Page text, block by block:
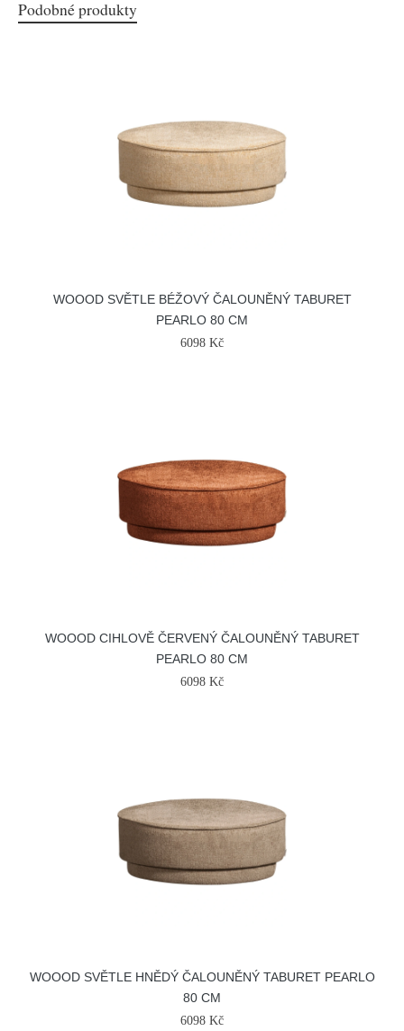
Podobné produkty
WOOOD SVĚTLE BÉŽOVÝ ČALOUNĚNÝ TABURET
PEARLO 80 CM
6098 Kč
WOOOD CIHLOVĚ ČERVENÝ ČALOUNĚNÝ TABURET
PEARLO 80 CM
6098 Kč
WOOOD SVĚTLE HNĚDÝ ČALOUNĚNÝ TABURET PEARLO
80 CM
6098 Kč